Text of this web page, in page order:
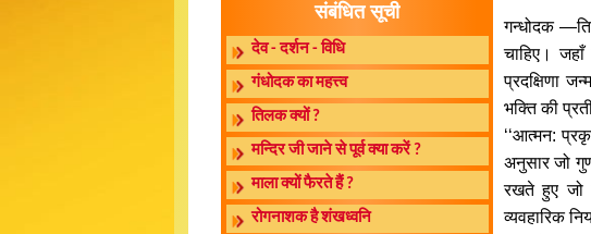
संबंधित सूची
देव - दर्शन - विधि
गंधोदक का महत्त्व
तिलक क्यों ?
मन्दिर जी जाने से पूर्व क्या करें ?
माला क्यों फैरते हैं ?
रोगनाशक है शंखध्वनि
गन्धोदक
चाहिए।
प्रदक्षिणा
भक्ति की
‘‘आत्मन:
अनुसार जो
रखते हुए जो
व्यवहारिक